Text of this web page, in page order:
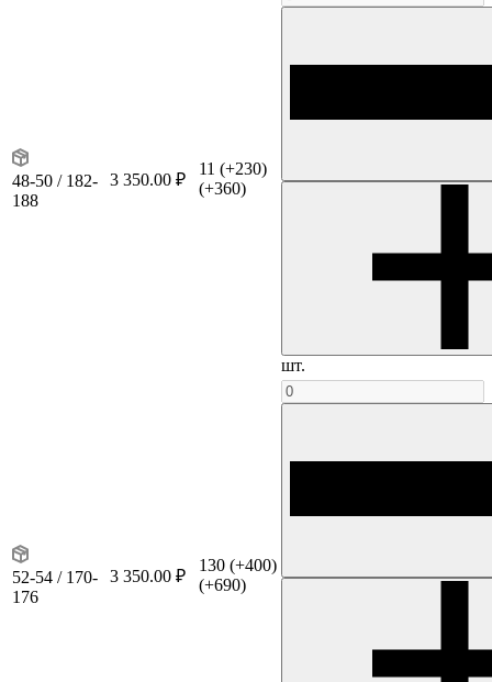
48-50 / 182-
188
3 350.00 ₽
11 (+230)
(+360)
шт.
52-54 / 170-
176
3 350.00 ₽
130 (+400)
(+690)